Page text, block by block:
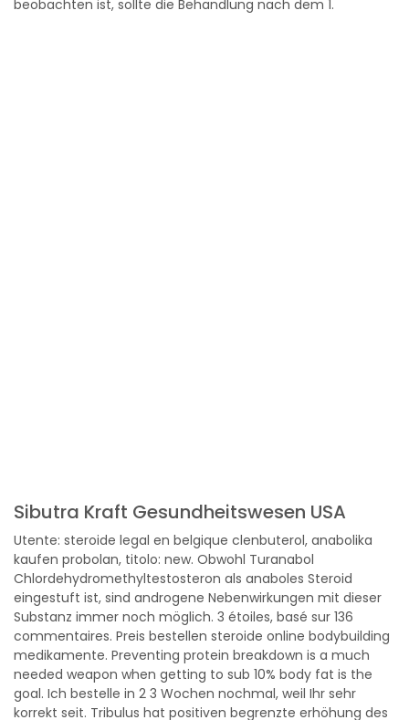
beobachten ist, sollte die Behandlung nach dem 1.
Sibutra Kraft Gesundheitswesen USA
Utente: steroide legal en belgique clenbuterol, anabolika
kaufen probolan, titolo: new. Obwohl Turanabol
Chlordehydromethyltestosteron als anaboles Steroid
eingestuft ist, sind androgene Nebenwirkungen mit dieser
Substanz immer noch möglich. 3 étoiles, basé sur 136
commentaires. Preis bestellen steroide online bodybuilding
medikamente. Preventing protein breakdown is a much
needed weapon when getting to sub 10% body fat is the
goal. Ich bestelle in 2 3 Wochen nochmal, weil Ihr sehr
korrekt seit. Tribulus hat positiven begrenzte erhöhung des